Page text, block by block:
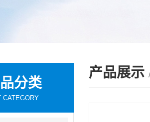
分类
CATEGORY
产品展示